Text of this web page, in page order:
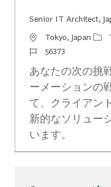
Senior IT Architect,
Emplacement
Tokyo, Japan
Identifiant du travail
56373
あなたの次の挑
ーメーションの
て、クライアン
新的なソリュー
います。